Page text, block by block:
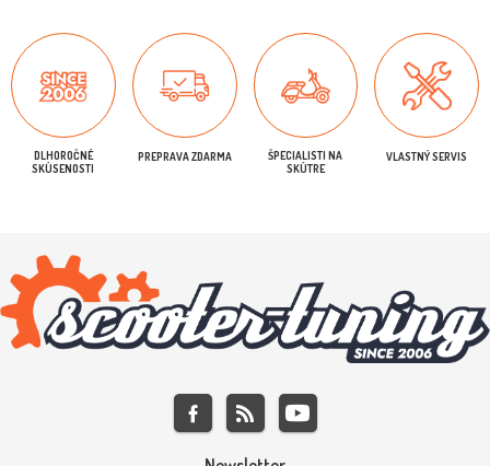
DLHOROČNÉ
SKÚSENOSTI
PREPRAVA ZDARMA
ŠPECIALISTI NA
SKÚTRE
VLASTNÝ SERVIS